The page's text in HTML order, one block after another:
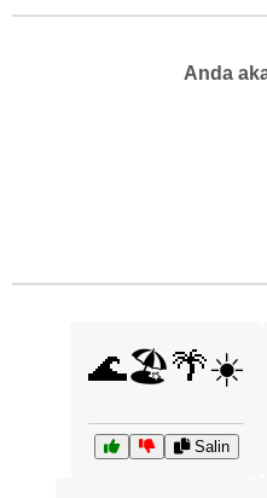
Anda
🌊🏖️🌴☀️
Salin